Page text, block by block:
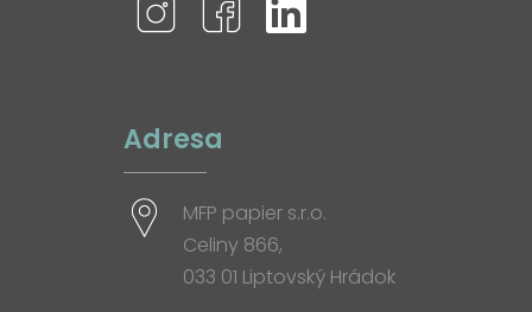
Adresa
MFP papier s.r.o.
Celiny 866,
033 01 Liptovský Hrádok